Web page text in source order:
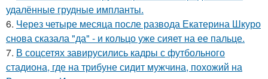
удалённые грудные импланты.
6. Через четыре месяца после развода Екатерина Шкуро
снова сказала "да" - и кольцо уже сияет на ее пальце.
7. В соцсетях завирусились кадры с футбольного
стадиона, где на трибуне сидит мужчина, похожий на